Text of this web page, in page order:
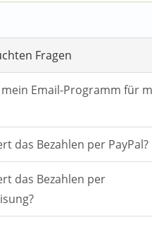
Fragen
Email-Programm für
das Bezahlen per PayPal?
das Bezahlen per